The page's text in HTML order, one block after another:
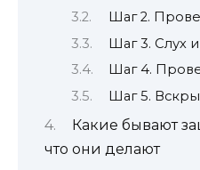
Шаг 2.
Шаг 3. Слух и
Шаг 4.
Шаг 5.
Какие бывают
что они делают